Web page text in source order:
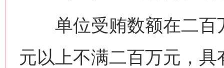
单位受贿数额在二百
元以上不满二百万元，